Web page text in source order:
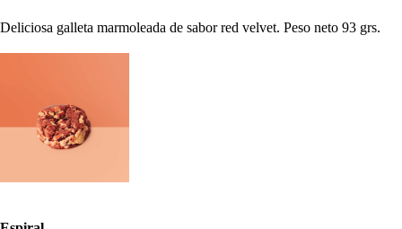
Deliciosa galleta marmoleada de sabor red velvet. Peso neto 93 grs.